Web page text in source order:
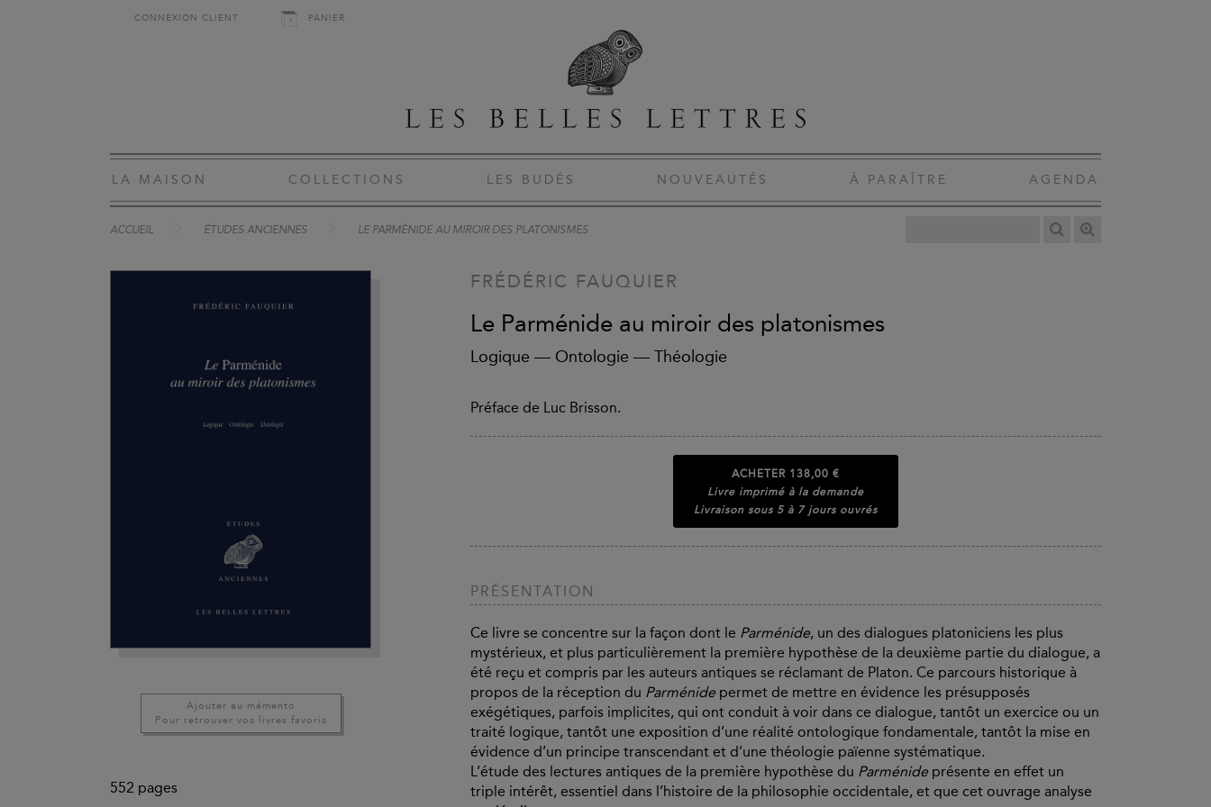
CONNEXION CLIENT PANIER
LA MAISON COLLECTIONS LES BUDÉS NOUVEAUTÉS À PARAÎTRE AGENDA
ACCUEIL ÉTUDES ANCIENNES LE PARMÉNIDE AU MIROIR DES PLATONISMES
Ajouter au mémento
Pour retrouver vos livres favoris
552 pages
FRÉDÉRIC FAUQUIER
Le Parménide au miroir des platonismes
Logique — Ontologie — Théologie
Préface de Luc Brisson.
ACHETER 138,00 €
Livre imprimé à la demande
Livraison sous 5 à 7 jours ouvrés
PRÉSENTATION
Ce livre se concentre sur la façon dont le Parménide, un des dialogues platoniciens les plus
mystérieux, et plus particulièrement la première hypothèse de la deuxième partie du dialogue, a
été reçu et compris par les auteurs antiques se réclamant de Platon. Ce parcours historique à
propos de la réception du Parménidepermet de mettre en évidence les présupposés
exégétiques, parfois implicites, qui ont conduit à voir dans ce dialogue, tantôt un exercice ou un
traité logique, tantôt une exposition d’une réalité ontologique fondamentale, tantôt la mise en
évidence d’un principe transcendant et d’une théologie païenne systématique.
L’étude des lectures antiques de la première hypothèse du Parménideprésente en effet un
triple intérêt, essentiel dans l’histoire de la philosophie occidentale, et que cet ouvrage analyse